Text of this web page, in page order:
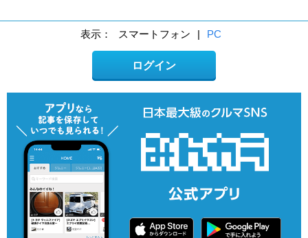
表示： スマートフォン | PC
ログイン